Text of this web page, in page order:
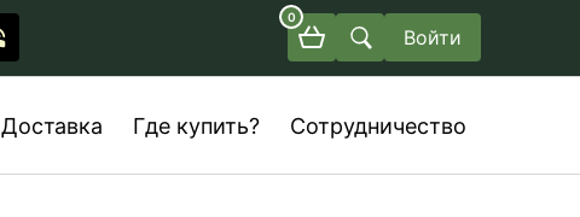
0
Войти
Доставка Где купить? Сотрудничество